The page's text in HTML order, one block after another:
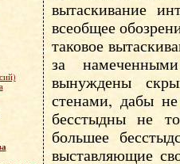
вытаскивание
всеобщее
таковое
за
вынуждены
стенами, дабы
бесстыдны не
большее
выставляющие